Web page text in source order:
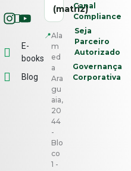
E-
books
Blog
(matriz)
📍Ala
m
ed
a
Ara
gu
aia,
20
44
-
Blo
co
1 -
Canal
Compliance
Seja
Parceiro
Autorizado
Governança
Corporativa